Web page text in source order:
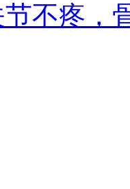
不疼，